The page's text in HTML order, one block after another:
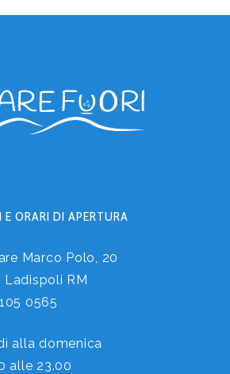
ORARI DI APERTURA
Marco Polo, 20
RM
0565
alla domenica
alle 23.00